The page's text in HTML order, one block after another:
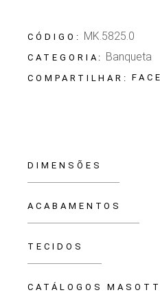
CÓDIGO: MK.5825.0
CATEGORIA: Banqueta
COMPARTILHAR:
DIMENSÕES
ACABAMENTOS
TECIDOS
CATÁLOGOS